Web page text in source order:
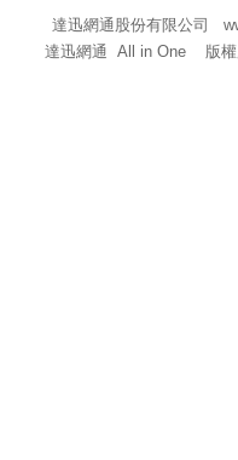
達迅網通股份有限公司
達迅網通 All in One 版